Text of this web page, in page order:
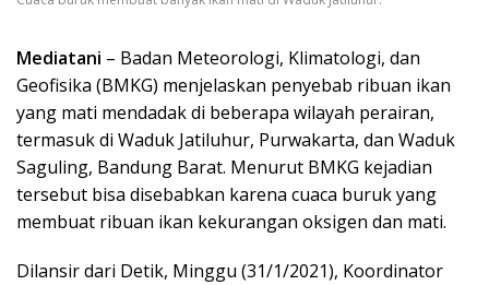
Mediatani – Badan Meteorologi, Klimatologi, dan
Geofisika (BMKG) menjelaskan penyebab ribuan ikan
yang mati mendadak di beberapa wilayah perairan,
termasuk di Waduk Jatiluhur, Purwakarta, dan Waduk
Saguling, Bandung Barat. Menurut BMKG kejadian
tersebut bisa disebabkan karena cuaca buruk yang
membuat ribuan ikan kekurangan oksigen dan mati.
Dilansir dari Detik, Minggu (31/1/2021), Koordinator